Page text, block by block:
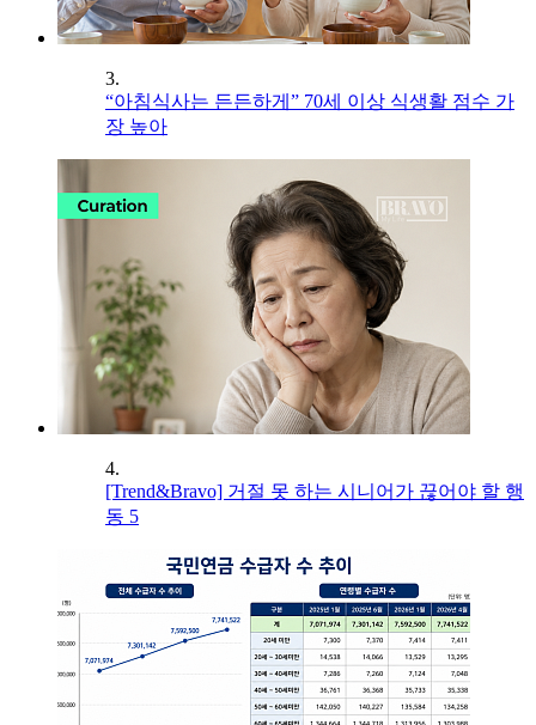
3.
“아침식사는 든든하게” 70세 이상 식생활 점수 가
장 높아
4.
[Trend&Bravo] 거절 못 하는 시니어가 끊어야 할 행
동 5